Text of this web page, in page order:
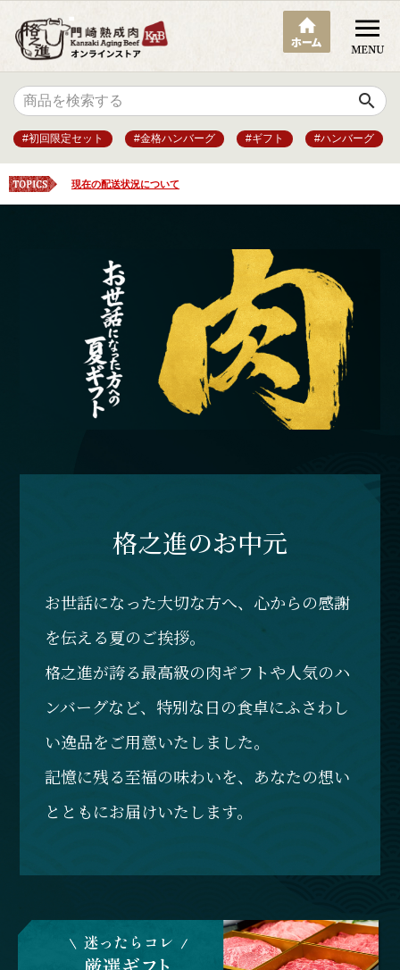
search
#初回限定セット #金格ハンバーグ #ギフト #ハンバーグ
現在の配送状況について
格之進のお中元
お世話になった大切な方へ、心からの感謝
を伝える夏のご挨拶。
格之進が誇る最高級の肉ギフトや人気のハ
ンバーグなど、特別な日の食卓にふさわし
い逸品をご用意いたしました。
記憶に残る至福の味わいを、あなたの想い
とともにお届けいたします。